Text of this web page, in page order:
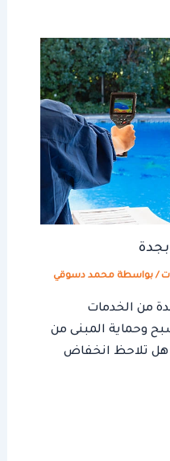
/ بواسطة محمد دسوقي
من الخدمات
وحماية المبنى من
هل تلاحظ انخفاض